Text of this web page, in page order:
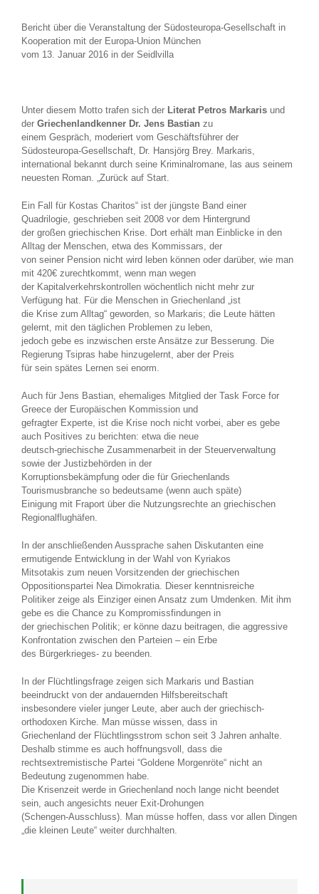
Bericht über die Veranstaltung der Südosteuropa-Gesellschaft in
Kooperation mit der Europa-Union München
vom 13. Januar 2016 in der Seidlvilla
Unter diesem Motto trafen sich der Literat Petros Markaris und
der Griechenlandkenner Dr. Jens Bastian zu
einem Gespräch, moderiert vom Geschäftsführer der
Südosteuropa-Gesellschaft, Dr. Hansjörg Brey. Markaris,
international bekannt durch seine Kriminalromane, las aus seinem
neuesten Roman. „Zurück auf Start.
Ein Fall für Kostas Charitos“ ist der jüngste Band einer
Quadrilogie, geschrieben seit 2008 vor dem Hintergrund
der großen griechischen Krise. Dort erhält man Einblicke in den
Alltag der Menschen, etwa des Kommissars, der
von seiner Pension nicht wird leben können oder darüber, wie man
mit 420€ zurechtkommt, wenn man wegen
der Kapitalverkehrskontrollen wöchentlich nicht mehr zur
Verfügung hat. Für die Menschen in Griechenland „ist
die Krise zum Alltag“ geworden, so Markaris; die Leute hätten
gelernt, mit den täglichen Problemen zu leben,
jedoch gebe es inzwischen erste Ansätze zur Besserung. Die
Regierung Tsipras habe hinzugelernt, aber der Preis
für sein spätes Lernen sei enorm.
Auch für Jens Bastian, ehemaliges Mitglied der Task Force for
Greece der Europäischen Kommission und
gefragter Experte, ist die Krise noch nicht vorbei, aber es gebe
auch Positives zu berichten: etwa die neue
deutsch-griechische Zusammenarbeit in der Steuerverwaltung
sowie der Justizbehörden in der
Korruptionsbekämpfung oder die für Griechenlands
Tourismusbranche so bedeutsame (wenn auch späte)
Einigung mit Fraport über die Nutzungsrechte an griechischen
Regionalflughäfen.
In der anschließenden Aussprache sahen Diskutanten eine
ermutigende Entwicklung in der Wahl von Kyriakos
Mitsotakis zum neuen Vorsitzenden der griechischen
Oppositionspartei Nea Dimokratia. Dieser kenntnisreiche
Politiker zeige als Einziger einen Ansatz zum Umdenken. Mit ihm
gebe es die Chance zu Kompromissfindungen in
der griechischen Politik; er könne dazu beitragen, die aggressive
Konfrontation zwischen den Parteien – ein Erbe
des Bürgerkrieges- zu beenden.
In der Flüchtlingsfrage zeigen sich Markaris und Bastian
beeindruckt von der andauernden Hilfsbereitschaft
insbesondere vieler junger Leute, aber auch der griechisch-
orthodoxen Kirche. Man müsse wissen, dass in
Griechenland der Flüchtlingsstrom schon seit 3 Jahren anhalte.
Deshalb stimme es auch hoffnungsvoll, dass die
rechtsextremistische Partei “Goldene Morgenröte“ nicht an
Bedeutung zugenommen habe.
Die Krisenzeit werde in Griechenland noch lange nicht beendet
sein, auch angesichts neuer Exit-Drohungen
(Schengen-Ausschluss). Man müsse hoffen, dass vor allen Dingen
„die kleinen Leute“ weiter durchhalten.